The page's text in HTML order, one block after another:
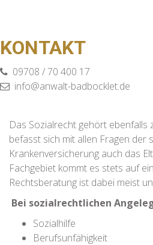
KONTAKT
09708 / 70 400 17
info@anwalt-badbocklet.de
Das Sozialrecht gehört ebenfalls
befasst sich mit allen Fragen der
Krankenversicherung auch das
Fachgebiet kommt es stets auf
Rechtsberatung ist dabei meist
Bei sozialrechtlichen
Sozialhilfe
Berufsunfähigkeit